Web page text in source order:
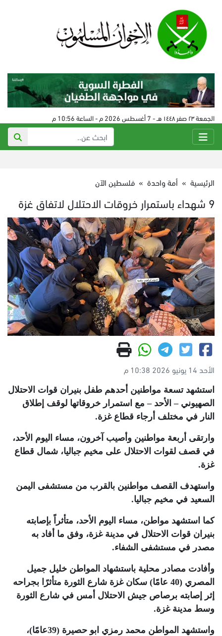
الجمعة ٢٣ صفر ١٤٤٨ هـ - 7 أغسطس 2026 م - الساعة 10:56 م
الرئيسية » أمة واحدة » فلسطين الآن
9 شهداء باستمرار خروقات الاحتلال لاتفاق غزة
الأحد 14 يونيو 2026 10:38 م
استشهد تسعة مواطنين أحدهم طفل بنيران قوات الاحتلال
الصهيوني – الأحد – مع استمرار خروقاتها لوقف إطلاق
النار في مختلف أرجاء قطاع غزة.
وارتقى أربعة مواطنين وأصيب آخرون، مساء اليوم الأحد،
في قصف لقوات الاحتلال على مخيم جباليا، شمال قطاع
غزة.
واستهدف القصف مواطنين بالقرب من مستشفى اليمن
السعيد في مخيم جباليا.
كما استشهد مواطن، مساء اليوم الأحد، متأثراً بإصابته
بنيران قوات الاحتلال في مدينة غزة، وفق ما أفاد به
مصدر في مستشفى الشفاء.
وأفادت مصادر محلية باستشهاد المواطن خليل جميل
المصري (40 عامًا) سكان غزة شارع الثورة متأثرًا بجراحه
إثر إصابته برصاص جيش الاحتلال أمس في شارع الثورة
وسط مدينة غزة.
واستشهد المواطن محمد رمزي ابو حصيرة (39عامًا)،